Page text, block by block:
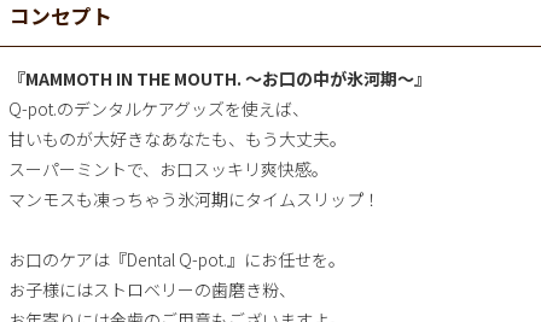
コンセプト
『MAMMOTH IN THE MOUTH. ～お口の中が氷河期～』
Q-pot.のデンタルケアグッズを使えば、
甘いものが大好きなあなたも、もう大丈夫。
スーパーミントで、お口スッキリ爽快感。
マンモスも凍っちゃう氷河期にタイムスリップ！
お口のケアは『Dental Q-pot.』にお任せを。
お子様にはストロベリーの歯磨き粉、